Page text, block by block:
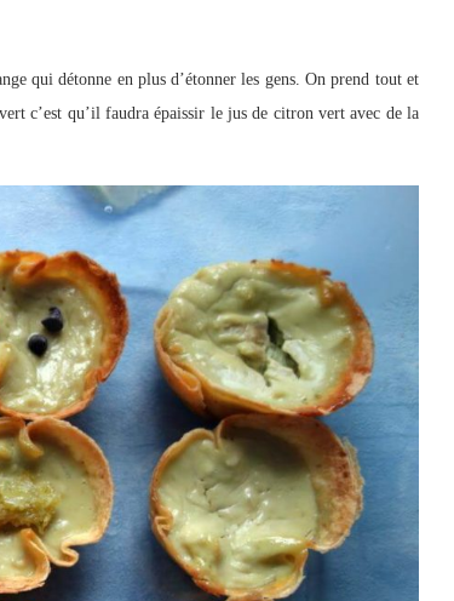
qui détonne en plus d’étonner les gens. On prend tout et
c’est qu’il faudra épaissir le jus de citron vert avec de la